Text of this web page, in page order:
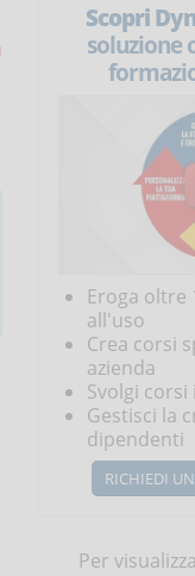
Scopri
soluzione
Eroga oltre
all'uso
Crea corsi
azienda
Svolgi
Gestisci la
dipendenti
RICHIEDI
Per